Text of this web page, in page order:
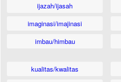
ijazah/ijasah
imaginasi/imajinasi
imbau/himbau
kualitas/kwalitas